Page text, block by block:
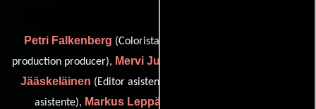
Petri Falkenberg (Colorista),
production producer), Mervi Junkkonen
Jääskeläinen (Editor asistente),
asistente), Markus Leppälä